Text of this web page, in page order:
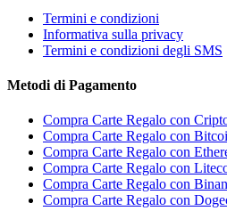
Termini e condizioni
Informativa sulla privacy
Termini e condizioni degli SMS
Metodi di Pagamento
Compra Carte Regalo con
Compra Carte Regalo con
Compra Carte Regalo con
Compra Carte Regalo con
Compra Carte Regalo con
Compra Carte Regalo con